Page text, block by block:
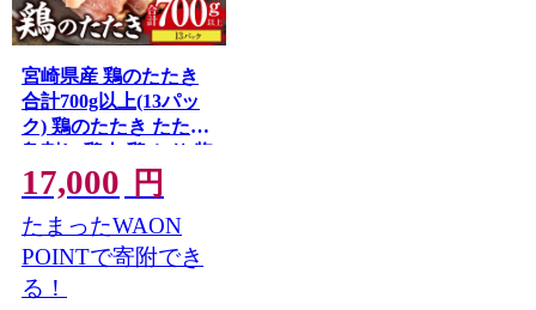
宮崎県産 鶏のたたき
合計700g以上(13パッ
ク) 鶏のたたき たたき
鳥刺し 鶏肉 鶏 とり 惣
菜 おつまみ 晩酌 パッ
ク 小分け 個包装 簡単
手軽 宮崎 名物 冷凍 お
取り寄せ グルメ
17,000 円
たまったWAON
POINTで寄附でき
る！